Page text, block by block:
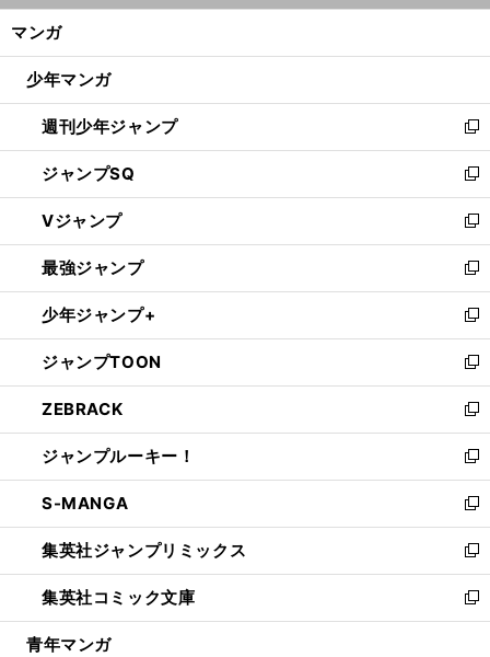
ン
ウ
開
く
マンガ
少年マンガ
週刊少年ジャンプ
新
し
い
ウ
ィ
ン
ド
ウ
で
開
く
ジャンプSQ
新
し
い
ウ
ィ
ン
ド
ウ
で
開
く
Vジャンプ
新
し
い
ウ
ィ
ン
ド
ウ
で
開
く
最強ジャンプ
新
し
い
ウ
ィ
ン
ド
ウ
で
開
く
少年ジャンプ+
新
し
い
ウ
ィ
ン
ド
ウ
で
開
く
ジャンプTOON
新
し
い
ウ
ィ
ン
ド
ウ
で
開
く
ZEBRACK
新
し
い
ウ
ィ
ン
ド
ウ
で
開
ジャンプルーキー！
新
し
い
ウ
ィ
ン
ド
ウ
S-MANGA
新
し
い
ウ
ィ
ン
集英社ジャンプリミックス
新
し
い
ウ
集英社コミック文庫
新
し
青年マンガ